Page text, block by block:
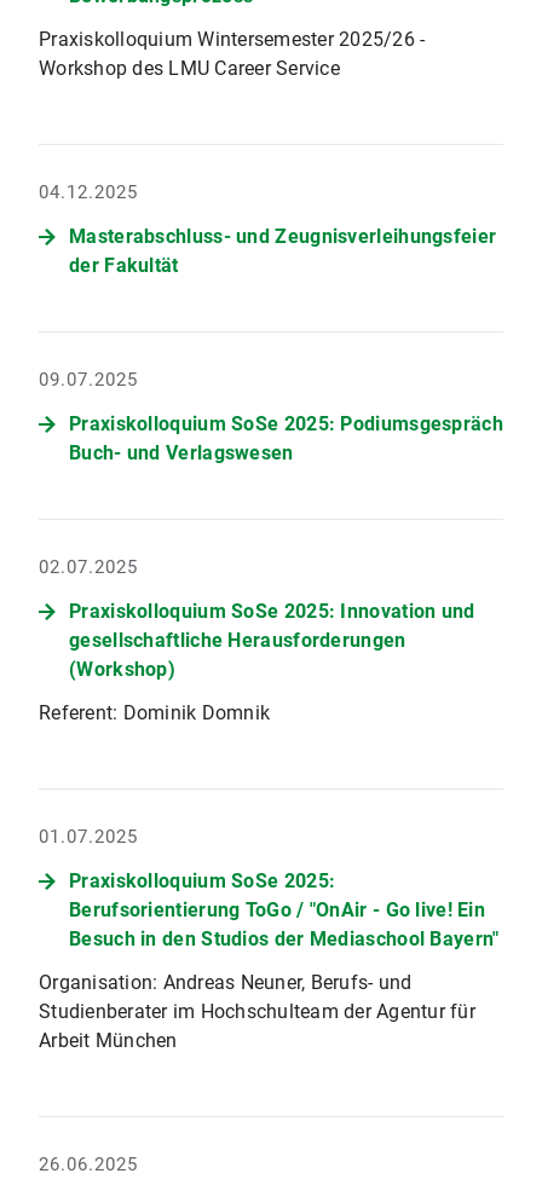
Praxiskolloquium Wintersemester 2025/26 -
Workshop des LMU Career Service
04.12.2025
Masterabschluss- und Zeugnisverleihungsfeier
der Fakultät
09.07.2025
Praxiskolloquium SoSe 2025: Podiumsgespräch
Buch- und Verlagswesen
02.07.2025
Praxiskolloquium SoSe 2025: Innovation und
gesellschaftliche Herausforderungen
(Workshop)
Referent: Dominik Domnik
01.07.2025
Praxiskolloquium SoSe 2025:
Berufsorientierung ToGo / "OnAir - Go live! Ein
Besuch in den Studios der Mediaschool Bayern"
Organisation: Andreas Neuner, Berufs- und
Studienberater im Hochschulteam der Agentur für
Arbeit München
26.06.2025